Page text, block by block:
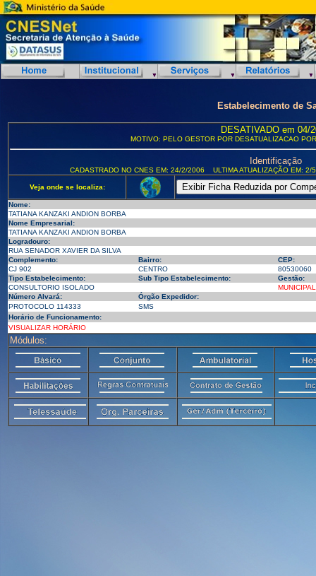
Estabelecimento de
DESATIVADO em 04/
MOTIVO: PELO GESTOR POR DESATUALIZACAO
Identificação
CADASTRADO NO CNES EM: 24/2/2006 ULTIMA ATUALIZAÇÃO EM:
Veja onde se localiza:
Nome:
TATIANA KANZAKI ANDION BORBA
Nome Empresarial:
TATIANA KANZAKI ANDION BORBA
Logradouro:
RUA SENADOR XAVIER DA SILVA
Complemento:
Bairro:
CEP:
CJ 902
CENTRO
80530060
Tipo Estabelecimento:
Sub Tipo Estabelecimento:
Gestão:
CONSULTORIO ISOLADO
MUNICIPAL
Número Alvará:
Órgão Expedidor:
PROTOCOLO 114333
SMS
Horário de Funcionamento:
VISUALIZAR HORÁRIO
Módulos: